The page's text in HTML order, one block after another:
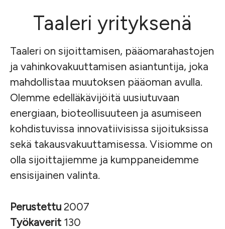
Taaleri yrityksenä
Taaleri on sijoittamisen, pääomarahastojen
ja vahinkovakuuttamisen asiantuntija, joka
mahdollistaa muutoksen pääoman avulla.
Olemme edelläkävijöitä uusiutuvaan
energiaan, bioteollisuuteen ja asumiseen
kohdistuvissa innovatiivisissa sijoituksissa
sekä takausvakuuttamisessa. Visiomme on
olla sijoittajiemme ja kumppaneidemme
ensisijainen valinta.
Perustettu 2007
Työkaverit 130